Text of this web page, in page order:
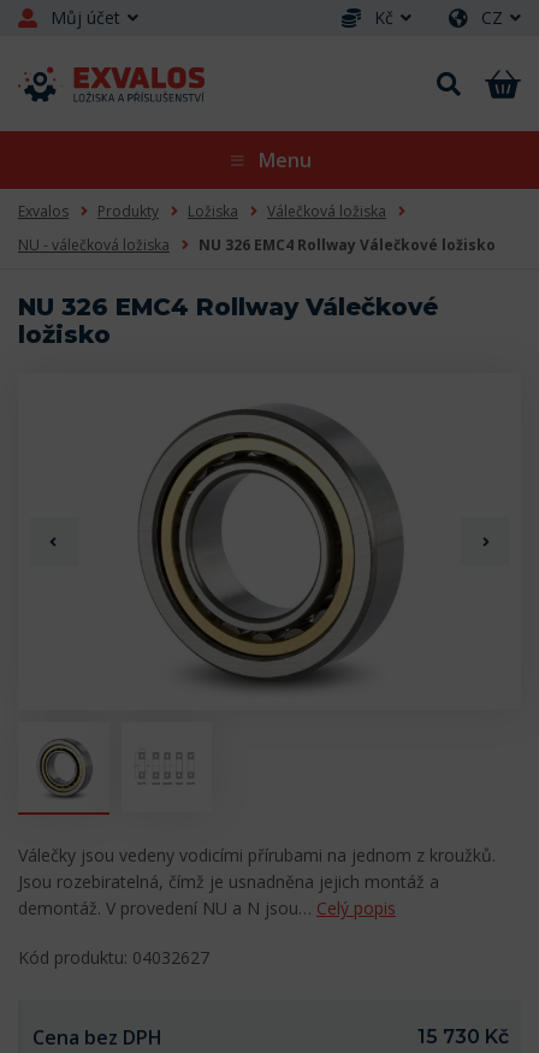
Můj účet Kč CZ
Menu
Exvalos Produkty Ložiska
Válečková ložiska
NU - válečková ložiska
NU 326 EMC4 Rollway Válečkové ložisko
NU 326 EMC4 Rollway Válečkové
ložisko
Válečky jsou vedeny vodicími přírubami na jednom z kroužků.
Jsou rozebiratelná, čímž je usnadněna jejich montáž a
demontáž. V provedení NU a N jsou… Celý popis
Kód produktu: 04032627
Cena bez DPH
15 730 Kč